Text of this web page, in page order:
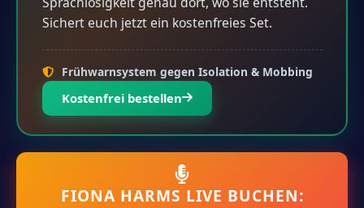
Sichert euch jetzt ein kostenfreies Set.
Frühwarnsystem gegen Isolation & Mobbing
Kostenfrei bestellen
FIONA HARMS LIVE BUCHEN: